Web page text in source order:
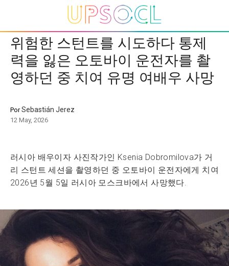
위험한 스턴트를 시도하다 통제
력을 잃은 오토바이 운전자를 촬
영하던 중 치여 유명 여배우 사망
PorSebastián Jerez
12 May, 2026
러시아 배우이자 사진작가인 Ksenia Dobromilova가 거
리 스턴트 세션을 촬영하던 중 오토바이 운전자에게 치여
2026년 5월 5일 러시아 모스크바에서 사망했다.